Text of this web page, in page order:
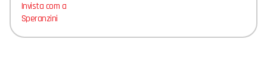
Invista com a
Speranzini